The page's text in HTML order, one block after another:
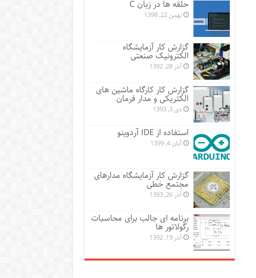
حلقه ها در زبان C
بهمن 22, 1398
گزارش کار آزمایشگاه
الکترونیک صنعتی
آذر 28, 1392
گزارش کار کارگاه ماشین های
الکتریکی و مدار فرمان
دی 3, 1393
استفاده از IDE آردوینو
آبان 4, 1399
گزارش کار آزمایشگاه مدارهای
مجتمع خطی
آذر 26, 1393
برنامه ای جالب برای محاسبات
رگولاتور ها
آذر 19, 1392